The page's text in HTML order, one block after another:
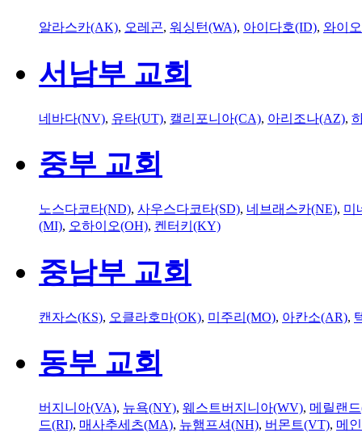
알라스카(AK), 오레곤, 워싱턴(WA), 아이다호(ID), 와이
서남부 교회
네바다(NV), 유타(UT), 캘리포니아(CA), 아리조나(AZ),
중부 교회
노스다코타(ND), 사우스다코타(SD), 네브래스카(NE), 미
(MI), 오하이오(OH), 켄터키(KY)
중남부 교회
캔자스(KS), 오클라호마(OK), 미주리(MO), 아칸소(AR),
동부 교회
버지니아(VA), 뉴욕(NY), 웨스트버지니아(WV), 메릴랜
드(RI), 매사추세츠(MA), 뉴햄프셔(NH), 버몬트(VT), 메